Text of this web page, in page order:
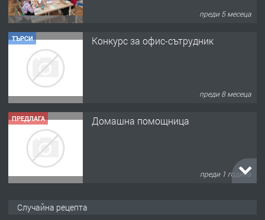
преди 8 месеца
ПРЕДЛАГА Домашна помощница
преди 1 година
ПРЕДЛАГА Къща в Марония, Гърция
преди 2 години
Случайна рецепта